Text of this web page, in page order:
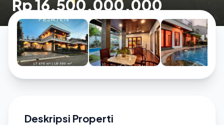
Rp 16.500.000.000
Deskripsi Properti